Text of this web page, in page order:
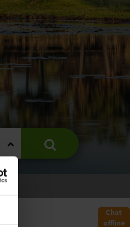
Chat
offline